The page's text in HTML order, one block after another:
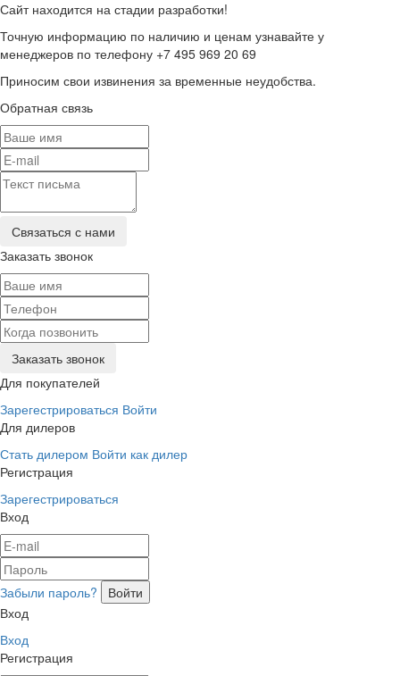
Сайт находится на стадии разработки!
Точную информацию по наличию и ценам узнавайте у
менеджеров по телефону +7 495 969 20 69
Приносим свои извинения за временные неудобства.
Обратная связь
Заказать звонок
Для покупателей
Зарегестрироваться Войти
Для дилеров
Стать дилером Войти как дилер
Регистрация
Зарегестрироваться
Вход
Забыли пароль?
Вход
Вход
Регистрация